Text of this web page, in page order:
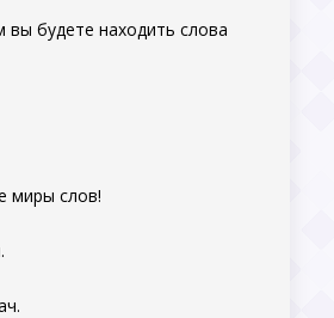
будете находить слова
миры слов!